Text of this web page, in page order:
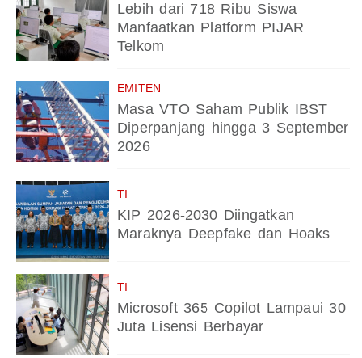
Lebih dari 718 Ribu Siswa
Manfaatkan Platform PIJAR
Telkom
EMITEN
Masa VTO Saham Publik IBST
Diperpanjang hingga 3 September
2026
TI
KIP 2026-2030 Diingatkan
Maraknya Deepfake dan Hoaks
TI
Microsoft 365 Copilot Lampaui 30
Juta Lisensi Berbayar